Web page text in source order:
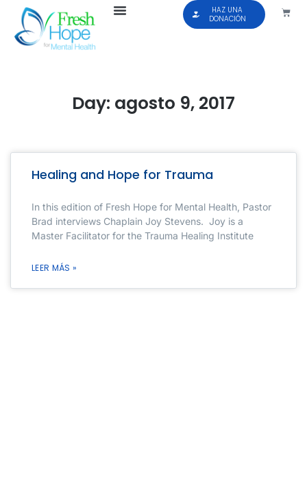
HAZ UNA
DONACIÓN
Day: agosto 9, 2017
Healing and Hope for Trauma
In this edition of Fresh Hope for Mental Health, Pastor
Brad interviews Chaplain Joy Stevens. Joy is a
Master Facilitator for the Trauma Healing Institute
LEER MÁS »